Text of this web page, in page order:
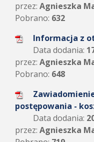
przez: Agnieszka
Pobrano: 632
Informacja z
Data dodania:
przez: Agnieszka
Pobrano: 648
postępowania -
Data dodania:
przez: Agnieszka